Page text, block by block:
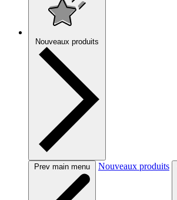
Nouveaux produits
Prev main menu Nouveaux produits